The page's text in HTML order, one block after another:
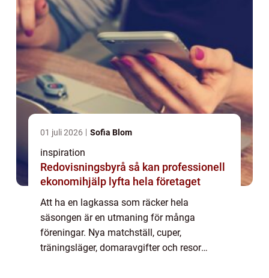
01 juli 2026 Sofia Blom
inspiration
Redovisningsbyrå så kan professionell
ekonomihjälp lyfta hela företaget
Att ha en lagkassa som räcker hela
säsongen är en utmaning för många
föreningar. Nya matchställ, cuper,
träningsläger, domaravgifter och resor